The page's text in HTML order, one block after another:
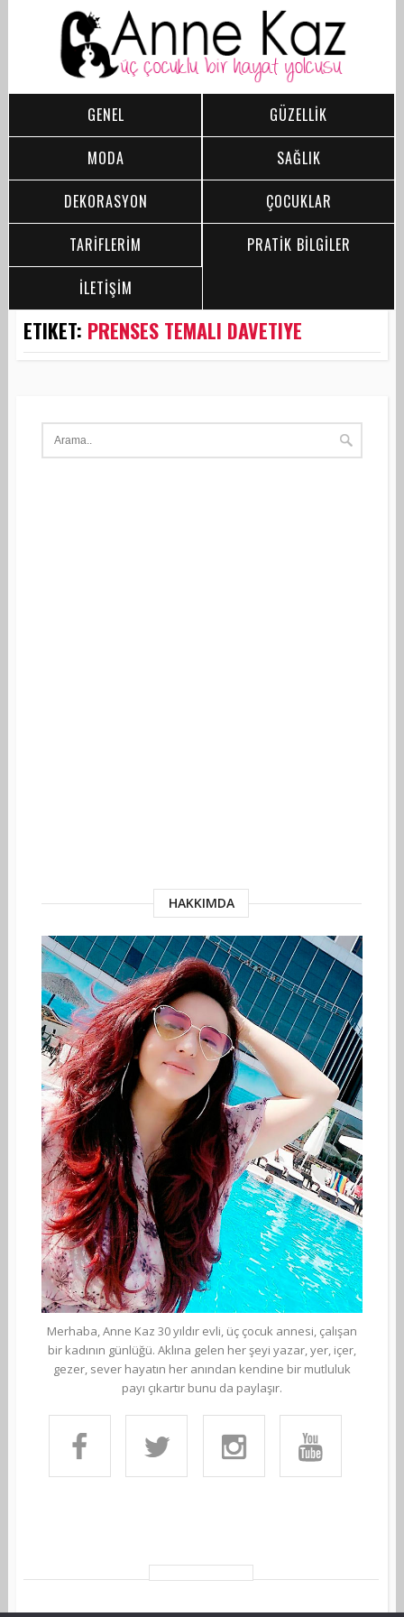
GENEL
GÜZELLİK
MODA
SAĞLIK
DEKORASYON
ÇOCUKLAR
TARİFLERİM
PRATİK BİLGİLER
İLETİŞİM
ETIKET: PRENSES TEMALI DAVETIYE
HAKKIMDA
Merhaba, Anne Kaz 30 yıldır evli, üç çocuk annesi, çalışan
bir kadının günlüğü. Aklına gelen her şeyi yazar, yer, içer,
gezer, sever hayatın her anından kendine bir mutluluk
payı çıkartır bunu da paylaşır.